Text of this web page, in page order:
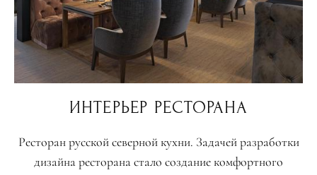
ИНТЕРЬЕР РЕСТОРАНА
Ресторан русской северной кухни. Задачей разработки
дизайна ресторана стало создание комфортного